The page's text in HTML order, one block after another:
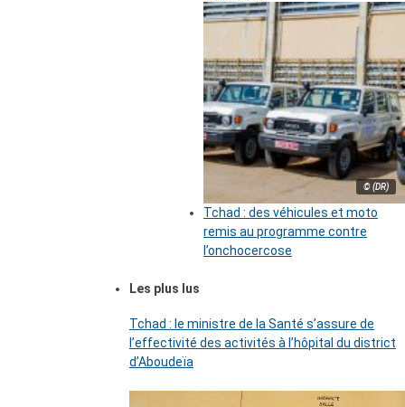
© (DR)
Tchad : des véhicules et moto
remis au programme contre
l’onchocercose
Les plus lus
Tchad : le ministre de la Santé s’assure de
l’effectivité des activités à l’hôpital du district
d’Aboudeïa